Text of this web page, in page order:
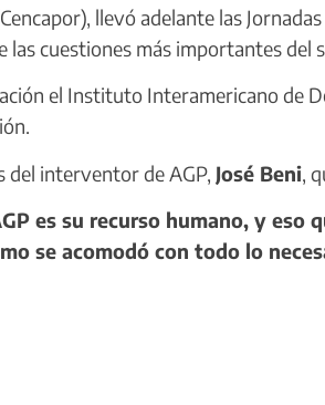
llevó adelante las
las cuestiones más importantes del
el Instituto Interamericano de
del interventor de AGP, José Beni ,
es su recurso humano, y eso
se acomodó con todo lo